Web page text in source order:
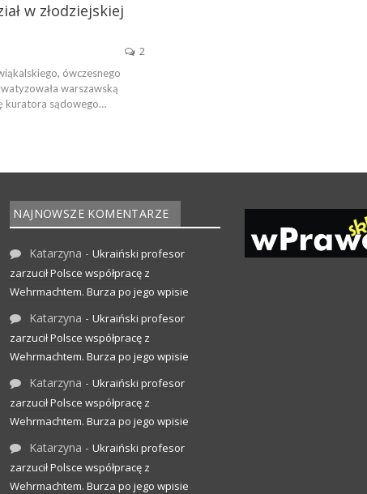
w złodziejskiej
2
ówczesnego
warszawską
kuratora sądowego…
NAJNOWSZE KOMENTARZE
Katarzyna - Ukraiński profesor
zarzucił Polsce współpracę z
Wehrmachtem. Burza po jego wpisie
Katarzyna - Ukraiński profesor
zarzucił Polsce współpracę z
Wehrmachtem. Burza po jego wpisie
Katarzyna - Ukraiński profesor
zarzucił Polsce współpracę z
Wehrmachtem. Burza po jego wpisie
Katarzyna - Ukraiński profesor
zarzucił Polsce współpracę z
Wehrmachtem. Burza po jego wpisie